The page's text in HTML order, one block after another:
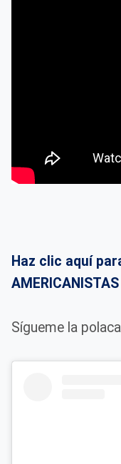
Haz clic aquí
Sígueme la